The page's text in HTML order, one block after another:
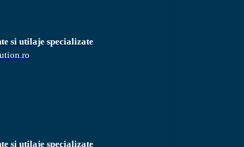
si utilaje specializate
si utilaje specializate